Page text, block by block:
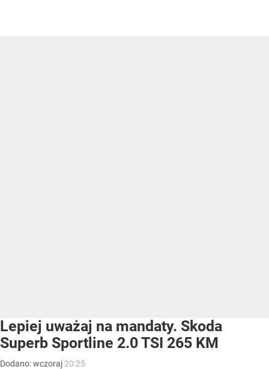
Lepiej uważaj na mandaty. Skoda
Superb Sportline 2.0 TSI 265 KM
Dodano:wczoraj 20:25